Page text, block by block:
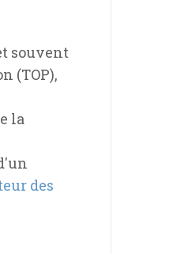
souvent
(TOP),
la
des